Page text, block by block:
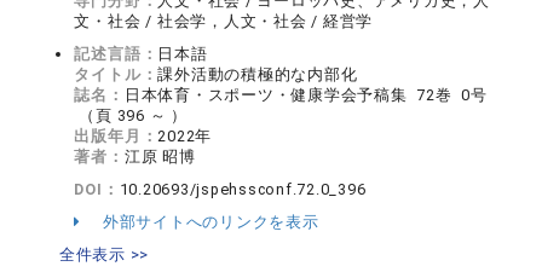
文・社会 / 社会学，人文・社会 / 経営学
記述言語： 日本語
タイトル：課外活動の積極的な内部化
誌名： 日本体育・スポーツ・健康学会予稿集 72巻 0号
（頁 396 ～ ）
出版年月：2022年
著者： 江原 昭博
DOI： 10.20693/jspehssconf.72.0_396
外部サイトへのリンクを表示
全件表示 >>